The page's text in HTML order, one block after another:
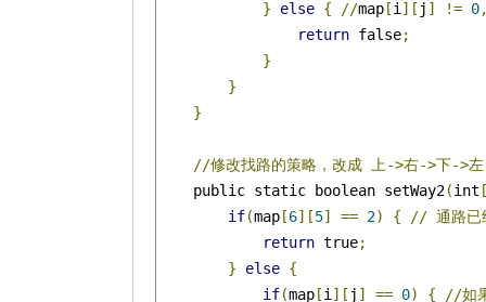
}
else { //map [i ][ j ] != 0
return false;
}
}
}
//修改找路的策略，改成
上->右->下->左
    public static boolean setWay2
(int
if(map [6][5] == 2) { // 通路已
return true;
}
else {
if(map [i ][ j ] == 0) {
//如